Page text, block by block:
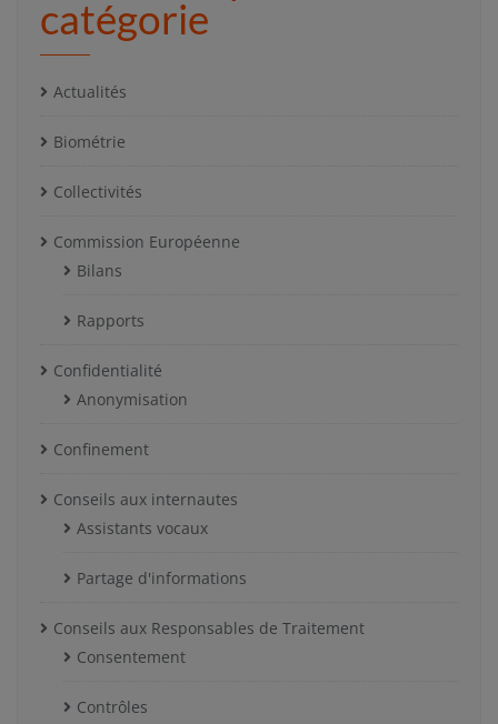
catégorie
Actualités
Biométrie
Collectivités
Commission Européenne
Bilans
Rapports
Confidentialité
Anonymisation
Confinement
Conseils aux internautes
Assistants vocaux
Partage d'informations
Conseils aux Responsables de Traitement
Consentement
Contrôles